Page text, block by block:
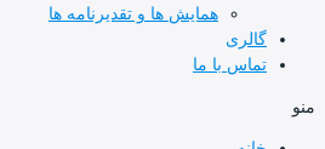
همایش ها و تقدیرنامه ها
گالری
تماس با ما
منو